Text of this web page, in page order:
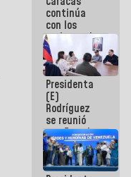
continúa
con los
trabajos de
mantenimiento
e inspección
en la Línea 2
Presidenta
(E)
Rodríguez
se reunió
con Estado
Mayor
Eléctrico
para